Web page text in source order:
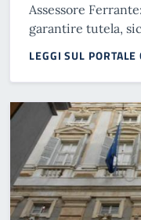
Assessore
garantire tutela,
LEGGI SUL